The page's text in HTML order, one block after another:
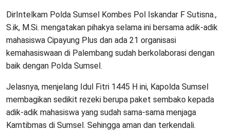
DirIntelkam Polda Sumsel Kombes Pol Iskandar F Sutisna.,
S.ik, M.Si. mengatakan pihakya selama ini bersama adik-adik
mahasiswa Cipayung Plus dan ada 21 organisasi
kemahasiswaan di Palembang sudah berkolaborasi dengan
baik dengan Polda Sumsel.
Jelasnya, menjelang Idul Fitri 1445 H ini, Kapolda Sumsel
membagikan sedikit rezeki berupa paket sembako kepada
adik-adik mahasiswa yang sudah sama-sama menjaga
Kamtibmas di Sumsel. Sehingga aman dan terkendali.